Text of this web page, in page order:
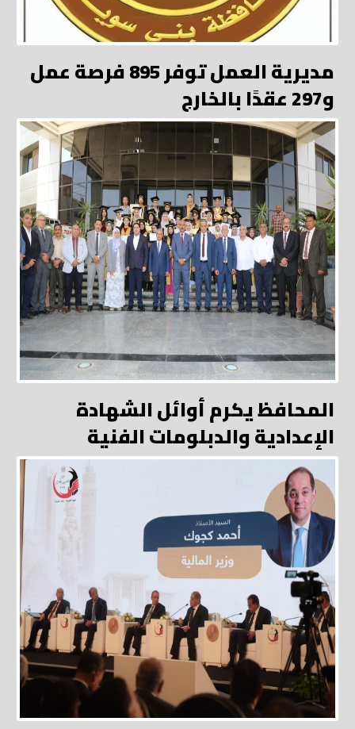
مديرية العمل توفر 895 فرصة عمل
و297 عقدًا بالخارج
المحافظ يكرم أوائل الشهادة
الإعدادية والدبلومات الفنية